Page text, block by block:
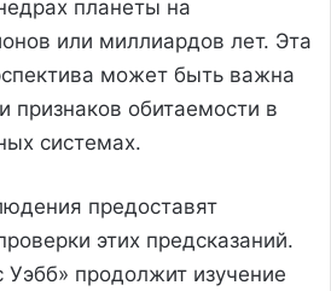
планеты на
или миллиардов лет. Эта
может быть важна
признаков обитаемости в
системах.
предоставят
этих предсказаний.
продолжит изучение